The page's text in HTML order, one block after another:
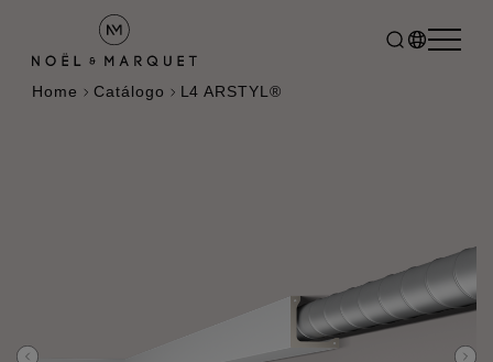
Home Catálogo L4 ARSTYL®